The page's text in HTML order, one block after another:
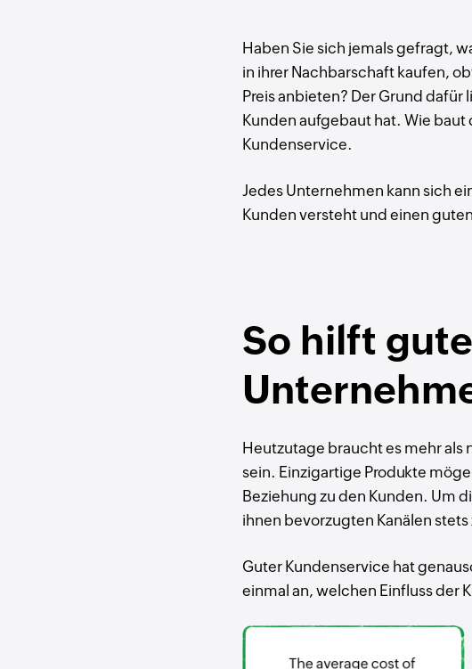
Haben Sie sich jemals gefragt,
in ihrer Nachbarschaft kaufen,
Preis anbieten? Der Grund
Kunden aufgebaut hat. Wie
Kundenservice.
Jedes Unternehmen kann sich
Kunden versteht und einen
So hilft
Heutzutage braucht es mehr
sein. Einzigartige Produkte
Beziehung zu den Kunden. Um
ihnen bevorzugten Kanälen
Guter Kundenservice hat
einmal an, welchen Einfluss der